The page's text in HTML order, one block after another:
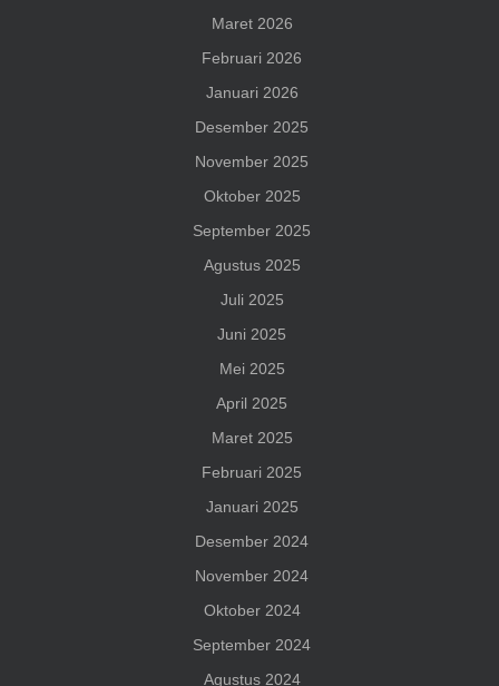
Maret 2026
Februari 2026
Januari 2026
Desember 2025
November 2025
Oktober 2025
September 2025
Agustus 2025
Juli 2025
Juni 2025
Mei 2025
April 2025
Maret 2025
Februari 2025
Januari 2025
Desember 2024
November 2024
Oktober 2024
September 2024
Agustus 2024